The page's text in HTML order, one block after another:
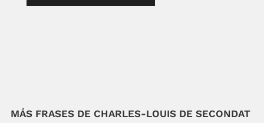
MÁS FRASES DE CHARLES-LOUIS DE SECONDAT